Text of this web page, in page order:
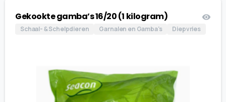
Gekookte gamba’s 16/20 (1 kilogram)
Schaal- & Schelpdieren Garnalen en Gamba's Diepvries